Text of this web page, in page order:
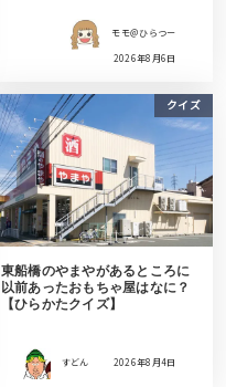
モモ＠ひらつー
2026年8月6日
クイズ
東船橋のやまやがあるところに
以前あったおもちゃ屋はなに？
【ひらかたクイズ】
すどん 2026年8月4日